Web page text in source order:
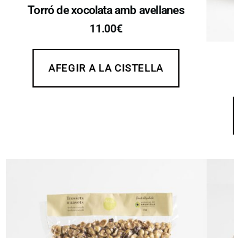
Torró de xocolata amb avellanes
11.00€
AFEGIR A LA CISTELLA